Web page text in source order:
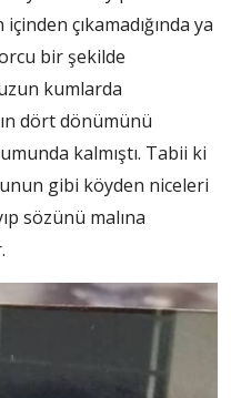
çıkamadığında ya
bir şekilde
kumlarda
dört dönümünü
kalmıştı. Tabii ki
gibi köyden niceleri
sözünü malına